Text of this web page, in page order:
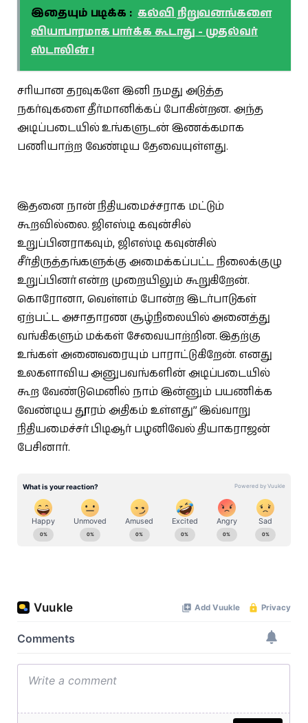
இதையும் படிக்க : கல்வி நிறுவனங்களை
வியாபாரமாக பார்க்க கூடாது - முதல்வர்
ஸ்டாலின் !
சரியான தரவுகளே இனி நமது அடுத்த
நகர்வுகளை தீர்மானிக்கப் போகின்றன. அந்த
அடிப்படையில் உங்களுடன் இணக்கமாக
பணியாற்ற வேண்டிய தேவையுள்ளது.
இதனை நான் நிதியமைச்சராக மட்டும்
கூறவில்லை. ஜிஎஸ்டி கவுன்சில்
உறுப்பினராகவும், ஜிஎஸ்டி கவுன்சில்
சீர்திருத்தங்களுக்கு அமைக்கப்பட்ட நிலைக்குழு
உறுப்பினர் என்ற முறையிலும் கூறுகிறேன்.
கொரோனா, வெள்ளம் போன்ற இடர்பாடுகள்
ஏற்பட்ட அசாதாரண சூழ்நிலையில் அனைத்து
வங்கிகளும் மக்கள் சேவையாற்றின. இதற்கு
உங்கள் அனைவரையும் பாராட்டுகிறேன். எனது
உலகளாவிய அனுபவங்களின் அடிப்படையில்
கூற வேண்டுமெனில் நாம் இன்னும் பயணிக்க
வேண்டிய தூரம் அதிகம் உள்ளது” இவ்வாறு
நிதியமைச்சர் பிடிஆர் பழனிவேல் தியாகராஜன்
பேசினார்.